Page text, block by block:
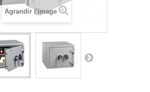
Agrandir l'image